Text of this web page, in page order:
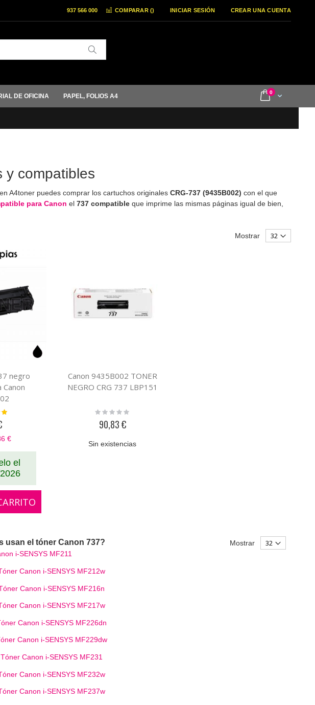
COMPARAR () INICIAR SESIÓN CREAR UNA CUENTA
937 566 000
Cart
0items
DE OFICINA PAPEL, FOLIOS A4
y compatibles
A4toner puedes comprar los cartuchos originales CRG-737 (9435B002) con el que
para Canon el 737 compatibleque imprime las mismas páginas igual de bien,
Mostrar
negro
€
el
Canon 9435B002 TONER
NEGRO CRG 737 LBP151
Rating:
90,83 €
Sin existencias
Mostrar
usan el tóner Canon 737?
i-SENSYS MF211
Canon i-SENSYS MF212w
Canon i-SENSYS MF216n
Canon i-SENSYS MF217w
Canon i-SENSYS MF226dn
Canon i-SENSYS MF229dw
Tóner Canon i-SENSYS MF231
Canon i-SENSYS MF232w
Canon i-SENSYS MF237w